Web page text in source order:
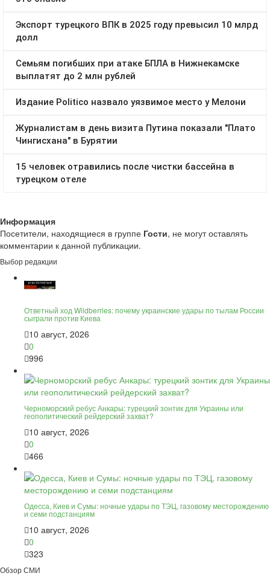
Информация
Посетители, находящиеся в группе Гости, не могут оставлять
комментарии к данной публикации.
Выбор редакции
Ответный ход Wildberries: почему украинские удары по тылам России
сыграли против Киева
10 август, 2026
0
996
Черноморский ребус Анкары: турецкий зонтик для Украины или
геополитический рейдерский захват?
10 август, 2026
0
466
Одесса, Киев и Сумы: ночные удары по ТЭЦ, газовому месторождению
и семи подстанциям
10 август, 2026
0
323
Обзор СМИ